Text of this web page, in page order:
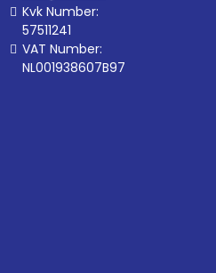
Kvk Number:
57511241
VAT Number:
NL001938607B97